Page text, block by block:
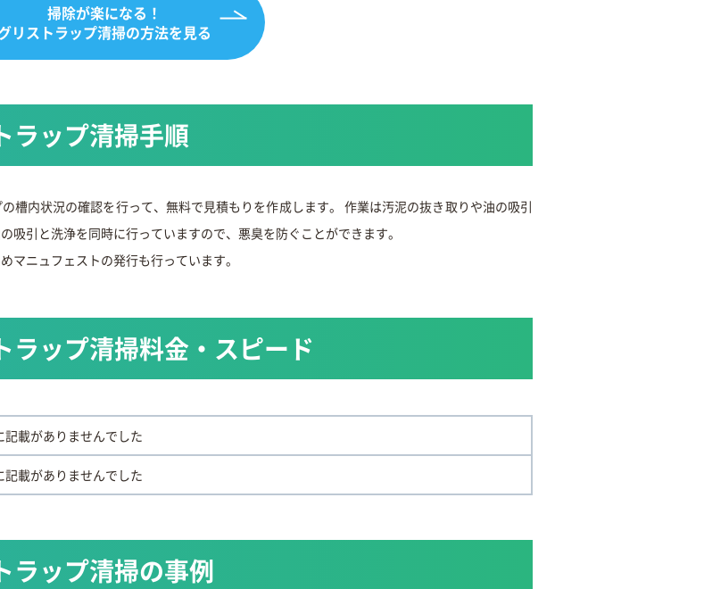
掃除が楽になる！
リストラップ清掃の方法を見る
ラップ清掃手順
槽内状況の確認を行って、無料で見積もりを作成します。 作業は汚泥の抜き取りや油の吸引
引と洗浄を同時に行っていますので、悪臭を防ぐことができます。
マニュフェストの発行も行っています。
ップ清掃料金・スピード
記載がありませんでした
記載がありませんでした
ラップ清掃の事例